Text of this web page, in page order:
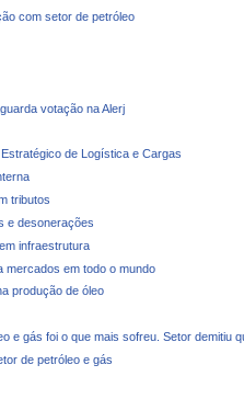
com setor de petróleo
votação na Alerj
de Logística e Cargas
tributos
e desonerações
infraestrutura
mercados em todo o mundo
produção de óleo
e gás foi o que mais sofreu. Setor demitiu
de petróleo e gás